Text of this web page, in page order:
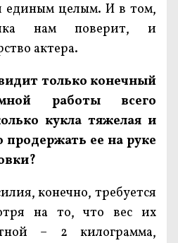
единым целым. И в том,
нам поверит, и
актера.
только конечный
работы всего
кукла тяжелая и
продержать ее на руке
конечно, требуется
на то, что вес их
– 2 килограмма,